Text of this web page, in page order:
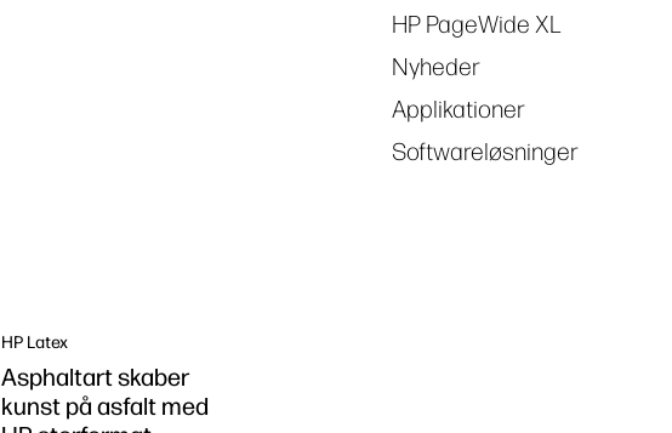
HP PageWide XL
Nyheder
Applikationer
Softwareløsninger
HP Latex
Asphaltart skaber
kunst på asfalt med